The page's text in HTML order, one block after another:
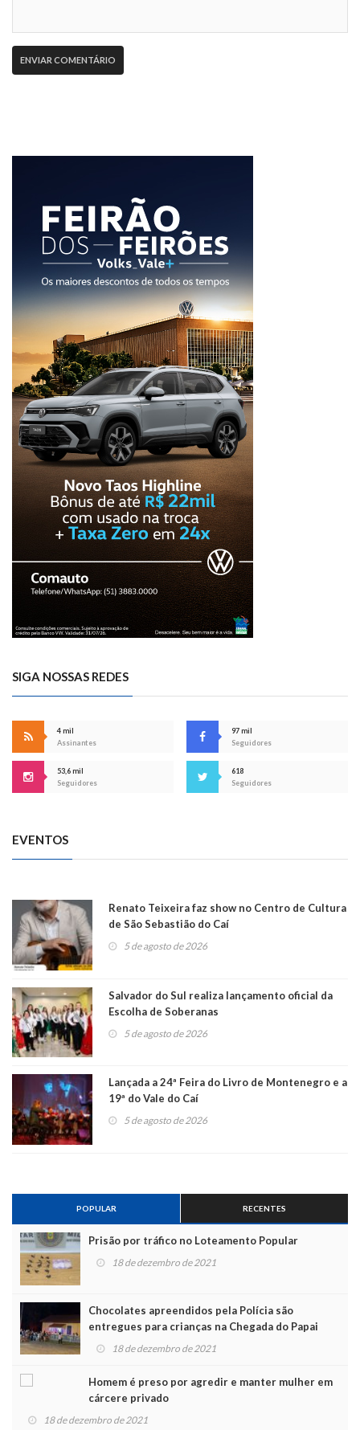
SIGA NOSSAS REDES
4 mil
Assinantes
97 mil
Seguidores
53,6 mil
Seguidores
618
Seguidores
EVENTOS
Renato Teixeira faz show no Centro de Cultura
de São Sebastião do Caí
5 de agosto de 2026
Salvador do Sul realiza lançamento oficial da
Escolha de Soberanas
5 de agosto de 2026
Lançada a 24ª Feira do Livro de Montenegro e a
19ª do Vale do Caí
5 de agosto de 2026
POPULAR RECENTES
Prisão por tráfico no Loteamento Popular
18 de dezembro de 2021
Chocolates apreendidos pela Polícia são
entregues para crianças na Chegada do Papai
Noel
18 de dezembro de 2021
Homem é preso por agredir e manter mulher em
cárcere privado
18 de dezembro de 2021